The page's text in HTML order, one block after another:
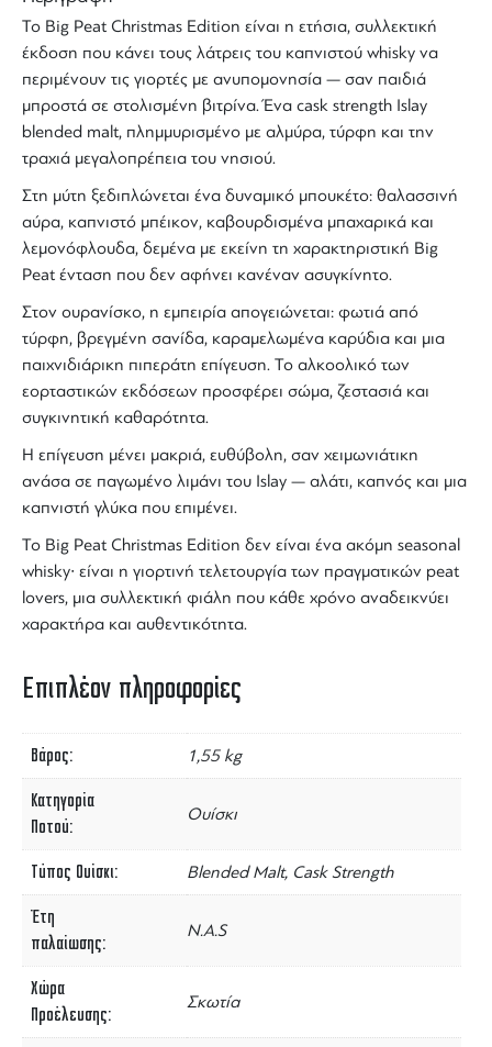
Το Big Peat Christmas Edition είναι η ετήσια, συλλεκτική
έκδοση που κάνει τους λάτρεις του καπνιστού whisky να
περιμένουν τις γιορτές με ανυπομονησία — σαν παιδιά
μπροστά σε στολισμένη βιτρίνα. Ένα cask strength Islay
blended malt, πλημμυρισμένο με αλμύρα, τύρφη και την
τραχιά μεγαλοπρέπεια του νησιού.
Στη μύτη ξεδιπλώνεται ένα δυναμικό μπουκέτο: θαλασσινή
αύρα, καπνιστό μπέικον, καβουρδισμένα μπαχαρικά και
λεμονόφλουδα, δεμένα με εκείνη τη χαρακτηριστική Big
Peat ένταση που δεν αφήνει κανέναν ασυγκίνητο.
Στον ουρανίσκο, η εμπειρία απογειώνεται: φωτιά από
τύρφη, βρεγμένη σανίδα, καραμελωμένα καρύδια και μια
παιχνιδιάρικη πιπεράτη επίγευση. Το αλκοολικό των
εορταστικών εκδόσεων προσφέρει σώμα, ζεστασιά και
συγκινητική καθαρότητα.
Η επίγευση μένει μακριά, ευθύβολη, σαν χειμωνιάτικη
ανάσα σε παγωμένο λιμάνι του Islay — αλάτι, καπνός και μια
καπνιστή γλύκα που επιμένει.
Το Big Peat Christmas Edition δεν είναι ένα ακόμη seasonal
whisky∙ είναι η γιορτινή τελετουργία των πραγματικών peat
lovers, μια συλλεκτική φιάλη που κάθε χρόνο αναδεικνύει
χαρακτήρα και αυθεντικότητα.
Επιπλέον πληροφορίες
Βάρος 1,55 kg
Κατηγορία
Ποτού
Ουίσκι
Τύπος Ουίσκι Blended Malt, Cask Strength
Έτη
παλαίωσης
N.A.S
Χώρα
Προέλευσης
Σκωτία